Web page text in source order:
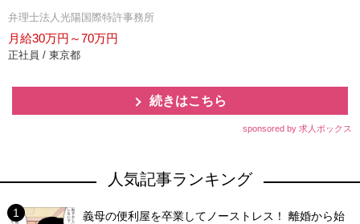
弁理士法人光陽国際特許事務所
月給30万円～70万円
正社員 / 東京都
続きはこちら
sponsored by 求人ボックス
人気記事ランキング
義母の便利屋を卒業してノーストレス！ 離婚から始